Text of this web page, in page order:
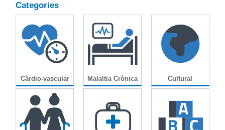
Categories
Càrdio-vascular Malaltia Crònica Cultural